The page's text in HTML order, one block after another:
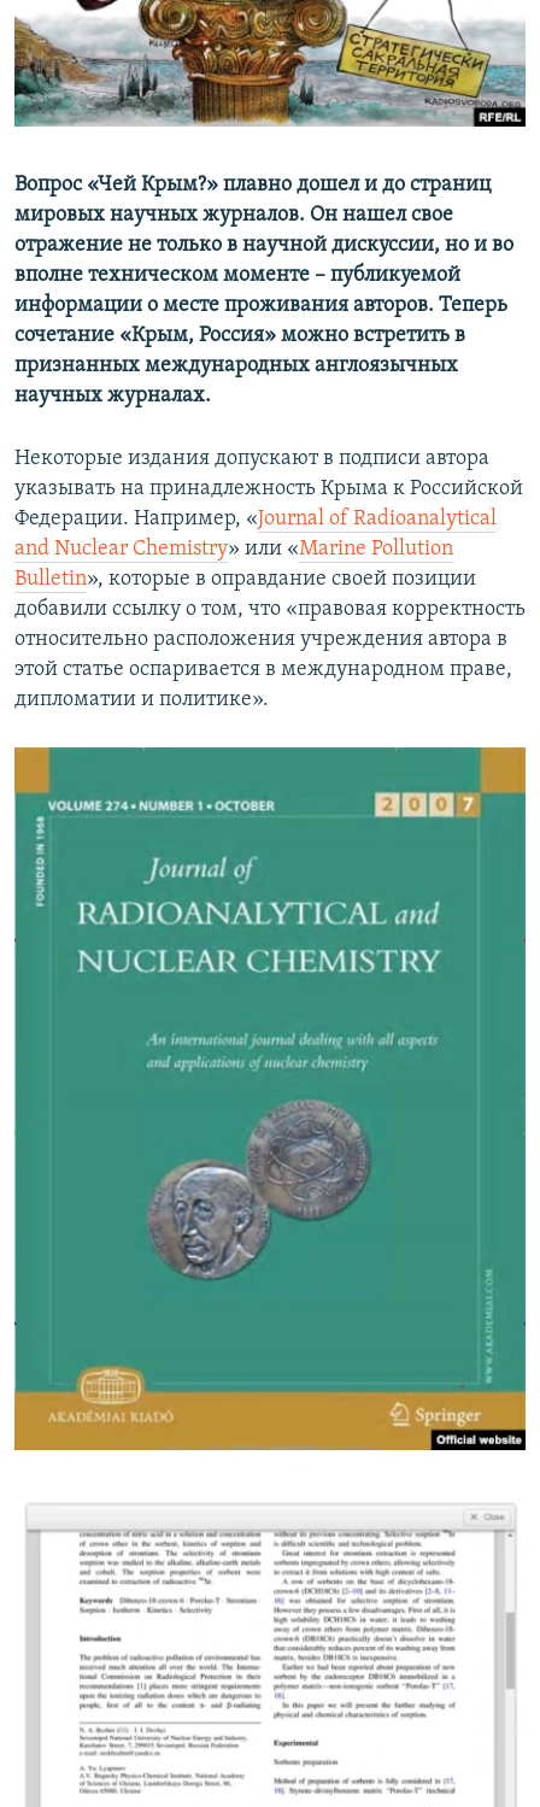
ПОБЕДИТЕЛЕЙ НЕ СУДЯТ?
КРЫМ.НЕПОКОРЕННЫЙ
ELIFBE
ПРИСОЕДИНЯЙТЕСЬ!
Все сайты RFE/RL
Вопрос «Чей Крым?​»​ плавно дошел и до страниц
мировых научных журналов. Он нашел свое
отражение не только в научной дискуссии, но и во
вполне техническом моменте – публикуемой
информации о месте проживания авторов. Теперь
сочетание «Крым, Россия» можно ​встретить в
признанных международных англоязычных
научных журналах.
Некоторые издания допускают в подписи автора
указывать на принадлежность Крыма к Российской
Федерации. Например, « Journal of Radioanalytical
and Nuclear Chemistry» или «Marine Pollution
Bulletin», которые в оправдание своей позиции
добавили ссылку о том, что «правовая корректность
относительно расположения учреждения автора в
этой статье оспаривается в международном праве,
дипломатии и политике».​